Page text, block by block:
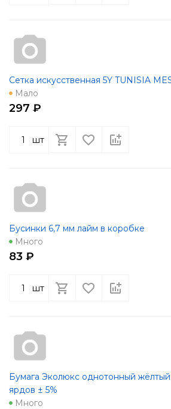
Сетка искусственная 5Y TUNISIA
Мало
297 ₽
шт
Бусинки 6,7 мм лайм в коробке
Много
83 ₽
шт
Бумага Эколюкс однотонный жёлтый
ярдов ± 5%
Много